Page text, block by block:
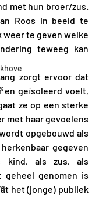
met hun broer/zus.
Roos in beeld te
te geven welke
teweeg kan
en geïsoleerd voelt,
ze op een sterke
met haar gevoelens
opgebouwd als
gegeven
kind, als zus, als
geheel genomen is
het (jonge) publiek